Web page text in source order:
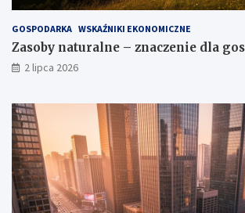
GOSPODARKA WSKAŹNIKI EKONOMICZNE
Zasoby naturalne – znaczenie dla
2 lipca 2026